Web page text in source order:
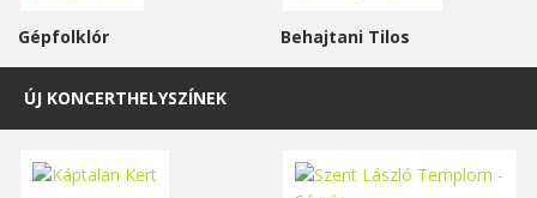
Gépfolklór Behajtani Tilos
ÚJ KONCERTHELYSZÍNEK